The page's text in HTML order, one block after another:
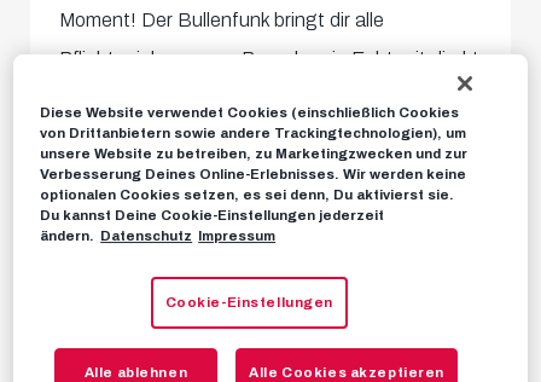
Moment! Der Bullenfunk bringt dir alle
Pflichtspiele unserer Burschen in Echtzeit direkt
auf deine Ohren. Egal, ob du unterwegs bist, in
der Arbeit steckst oder anderweitig verhindert
bist – unseren Audio-Kommentar kannst du mit
der FC RBS-App von überall empfangen.
Unser Spieltagsradio ermöglicht es dir, die
mitreißende Atmosphäre der Spiele zu erleben,
als wärst du selbst vor Ort. Damit bietet der
Diese Website verwendet Cookies (einschließlich Cookies
von Drittanbietern sowie andere Trackingtechnologien), um
unsere Website zu betreiben, zu Marketingzwecken und zur
Verbesserung Deines Online-Erlebnisses. Wir werden keine
optionalen Cookies setzen, es sei denn, Du aktivierst sie.
Du kannst Deine Cookie-Einstellungen jederzeit
ändern.
Datenschutz Impressum
Cookie-Einstellungen
Alle ablehnen Alle Cookies akzeptieren